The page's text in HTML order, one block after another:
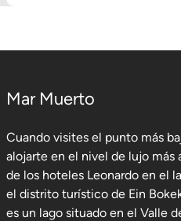
Mar Muerto
Cuando visites el punto más
alojarte en el nivel de lujo más
de los hoteles Leonardo en el
el distrito turístico de Ein
es un lago situado en el Valle